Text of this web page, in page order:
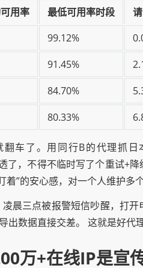
用率 最低可用率时段
99.12%
91.45%
84.70%
80.33%
翻车了。用同行B的代理抓
，不得不临时写了个重试+
着”的安心感，对一个人维护
晨三点被报警短信吵醒，打
出数据直接交差。 这就是好代
万+在线IP是宣